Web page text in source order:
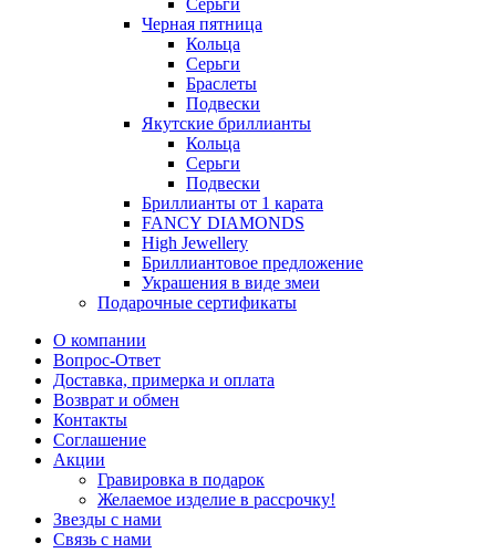
Серьги
Черная пятница
Кольца
Серьги
Браслеты
Подвески
Якутские бриллианты
Кольца
Серьги
Подвески
Бриллианты от 1 карата
FANCY DIAMONDS
High Jewellery
Бриллиантовое предложение
Украшения в виде змеи
Подарочные сертификаты
О компании
Вопрос-Ответ
Доставка, примерка и оплата
Возврат и обмен
Контакты
Соглашение
Акции
Гравировка в подарок
Желаемое изделие в рассрочку!
Звезды с нами
Связь с нами